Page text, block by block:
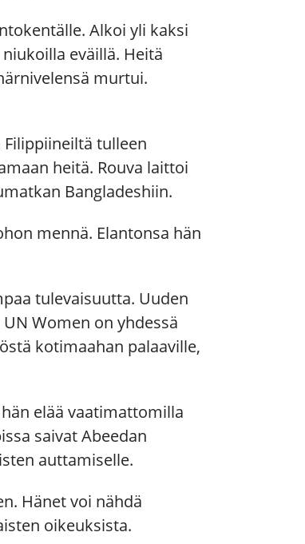
Alkoi yli kaksi
eväillä. Heitä
murtui.
tulleen
heitä. Rouva laittoi
Bangladeshiin.
mennä. Elantonsa hän
tulevaisuutta. Uuden
Women on yhdessä
kotimaahan palaaville,
elää vaatimattomilla
saivat Abeedan
auttamiselle.
Hänet voi nähdä
oikeuksista.